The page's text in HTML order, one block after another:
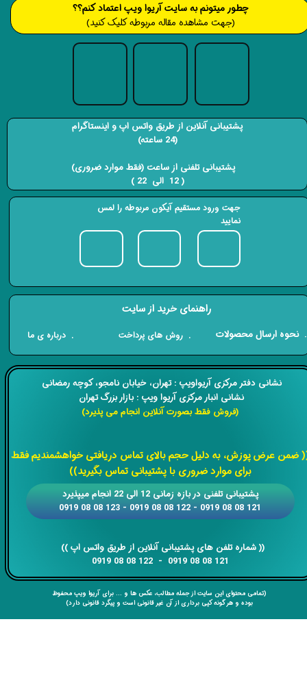
​​نشانی دفتر مرکزی آریواویپ : تهران، خیابان نامجو،کوچه رمضانی
نشانی انبار مرکزی آریوا ویپ : بازار بزرگ تهران
(فروش فقط بصورت آنلاین انجام می پذیرد)
ضمن عرض پوزش، به دلیل حجم بالای تماس دریافتی خواهشمندیم فقط
برای موارد ضروری با پشتیبانی تماس بگیرید))
​​​​​​​​​​​​​​(( ​​​​​​​شماره تلفن های پشتیبانی آنلاین از طریق واتس اپ ))
​​​​​​​121 08 08 0919 - 122 08 08 0919
​​پشتیبانی تلفنی در بازه زمانی 12 الی 22 انجام میپذیرد
121 08 08 0919 - 122 08 08 0919 - 123 08 08 0919
(تمامی محتوای این سایت از جمله مطالب، عکس ها و ... برای آریوا ویپ محفوظ
بوده و هر گونه کپی برداری از آن غیر قانونی است و پیگرد قانونی دارد)
​​​چطور میتونم به سایت آریوا ویپ اعتماد کنم؟؟
(جهت مشاهده مقاله مربوطه کلیک کنید)
راهنمای خرید از سایت
​. نحوه ارسال محصولات . روش های پرداخت . درباره ی ما
پشتیبانی آنلاین از طریق واتس اپ و اینستاگرام
(24 ساعته)
​​​​​​​ پشتیبانی تلفنی از ساعت (فقط موارد ضروری)
( 12 الی 22 ) ​​​​​​​
جهت ورود مستقیم آیکون مربوطه را لمس
نمایید